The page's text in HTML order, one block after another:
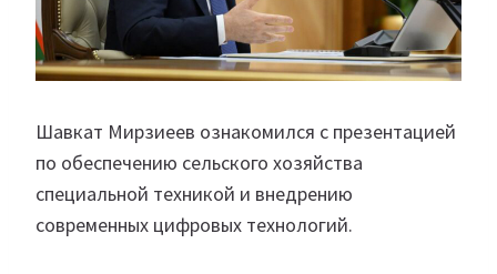
Шавкат Мирзиеев ознакомился с презентацией
по обеспечению сельского хозяйства
специальной техникой и внедрению
современных цифровых технологий.